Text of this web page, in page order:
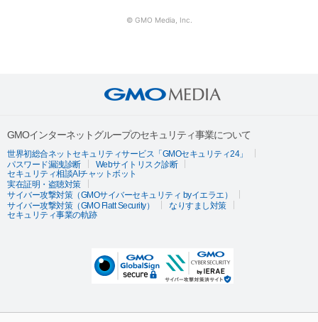
© GMO Media, Inc.
GMOインターネットグループのセキュリティ事業について
世界初総合ネットセキュリティサービス「GMOセキュリティ24」
パスワード漏洩診断
Webサイトリスク診断
セキュリティ相談AIチャットボット
実在証明・盗聴対策
サイバー攻撃対策（GMOサイバーセキュリティ byイエラエ）
サイバー攻撃対策（GMO Flatt Security）
なりすまし対策
セキュリティ事業の軌跡